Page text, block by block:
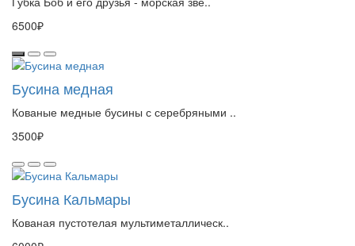
6500₽
Бусина медная
Кованые медные бусины с серебряными ..
3500₽
Бусина Кальмары
Кованая пустотелая мультиметаллическ..